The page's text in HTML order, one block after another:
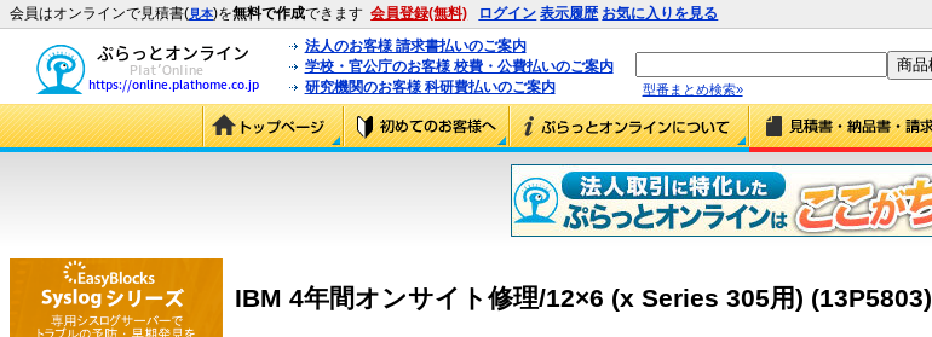
会員はオンラインで見積書(見本)を無料で作成できます 会員登録(無料) ログイン 表示履歴 お気に入りを見る
法人のお客様 請求書払いのご案内
学校・官公庁のお客様 校費・公費払いのご案内
研究機関のお客様 科研費払いのご案内
型番まとめ検索»
IBM 4年間オンサイト修理/12×6 (x Series 305用) (13P5803)